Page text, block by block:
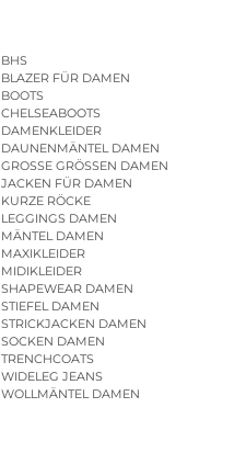
BHS
BLAZER FÜR DAMEN
BOOTS
CHELSEABOOTS
DAMENKLEIDER
DAUNENMÄNTEL DAMEN
GROSSE GRÖSSEN DAMEN
JACKEN FÜR DAMEN
KURZE RÖCKE
LEGGINGS DAMEN
MÄNTEL DAMEN
MAXIKLEIDER
MIDIKLEIDER
SHAPEWEAR DAMEN
STIEFEL DAMEN
STRICKJACKEN DAMEN
SOCKEN DAMEN
TRENCHCOATS
WIDELEG JEANS
WOLLMÄNTEL DAMEN